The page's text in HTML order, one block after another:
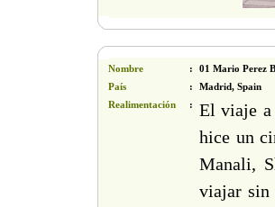
Nombre :
01 Mario Perez
País
:
Madrid, Spain
Realimentación
:
El viaje a
hice un
Manali,
viajar sin